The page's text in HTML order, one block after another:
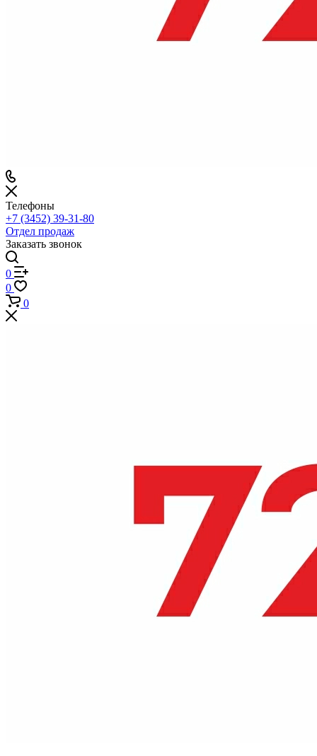
Телефоны
+7 (3452) 39-31-80
Отдел продаж
Заказать звонок
0
0
0